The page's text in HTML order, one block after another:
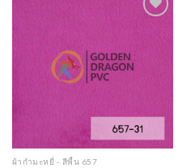
ผ้ากำมะหยี่ - สีพื้น 657